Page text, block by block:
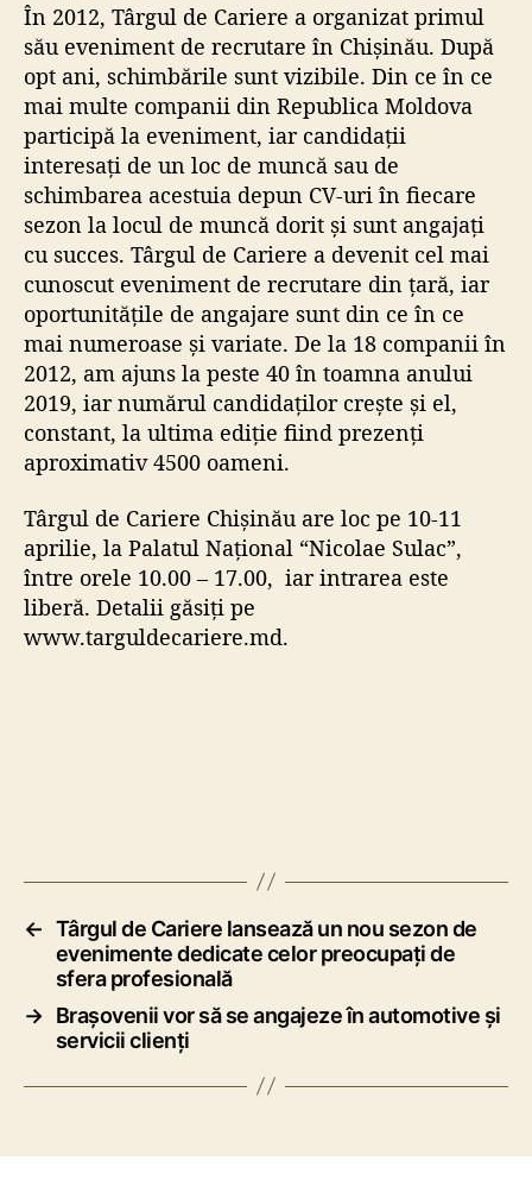
În 2012, Târgul de Cariere a organizat primul
său eveniment de recrutare în Chișinău. După
opt ani, schimbările sunt vizibile. Din ce în ce
mai multe companii din Republica Moldova
participă la eveniment, iar candidații
interesați de un loc de muncă sau de
schimbarea acestuia depun CV-uri în fiecare
sezon la locul de muncă dorit și sunt angajați
cu succes. Târgul de Cariere a devenit cel mai
cunoscut eveniment de recrutare din țară, iar
oportunitățile de angajare sunt din ce în ce
mai numeroase și variate. De la 18 companii în
2012, am ajuns la peste 40 în toamna anului
2019, iar numărul candidaților crește și el,
constant, la ultima ediție fiind prezenți
aproximativ 4500 oameni.
Târgul de Cariere Chișinău are loc pe 10-11
aprilie, la Palatul Național “Nicolae Sulac”,
între orele 10.00 – 17.00, iar intrarea este
liberă. Detalii găsiți pe
www.targuldecariere.md.
← Târgul de Cariere lansează un nou sezon de
evenimente dedicate celor preocupați de
sfera profesională
→ Brașovenii vor să se angajeze în automotive și
servicii clienți